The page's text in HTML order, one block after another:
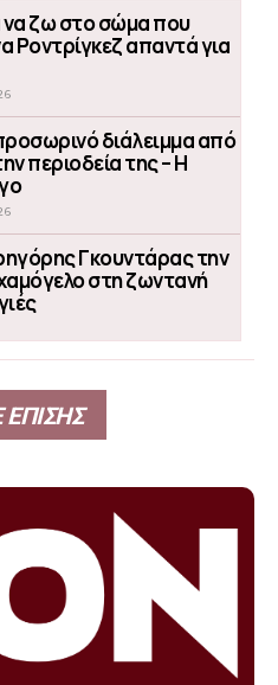
να ζω στο σώμα που
Ροντρίγκεζ απαντά για
διάλειμμα από
περιοδεία της – Η
Γκουντάρας την
στη ζωντανή
ΕΠΙΣΗΣ